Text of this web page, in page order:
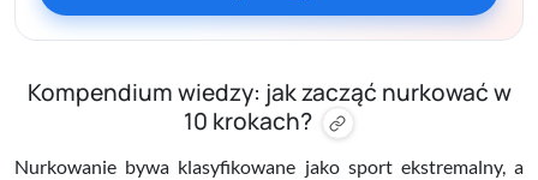
Kompendium wiedzy: jak zacząć nurkować w
10 krokach?
Nurkowanie bywa klasyfikowane jako sport ekstremalny, a